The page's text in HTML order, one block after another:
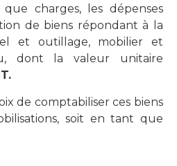
charges, les dépenses
de biens répondant à la
et outillage, mobilier et
dont la valeur unitaire
de comptabiliser ces biens
soit en tant que